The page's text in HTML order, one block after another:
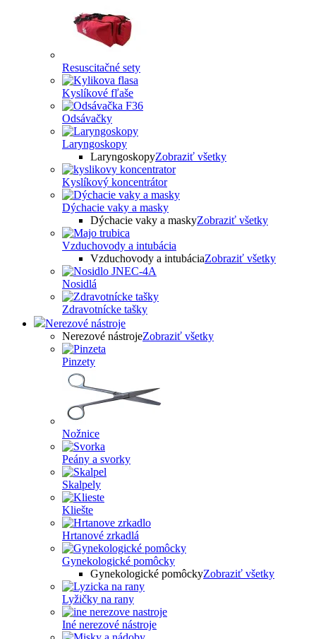
Resuscitačné sety
Kyslíkové fľaše
Odsávačky
Laryngoskopy
LaryngoskopyZobraziť všetky
Kyslíkový koncentrátor
Dýchacie vaky a masky
Dýchacie vaky a maskyZobraziť všetky
Vzduchovody a intubácia
Vzduchovody a intubáciaZobraziť všetky
Nosidlá
Zdravotnícke tašky
Nerezové nástroje
Nerezové nástrojeZobraziť všetky
Pinzety
Nožnice
Peány a svorky
Skalpely
Kliešte
Hrtanové zrkadlá
Gynekologické pomôcky
Gynekologické pomôckyZobraziť všetky
Lyžičky na rany
Iné nerezové nástroje